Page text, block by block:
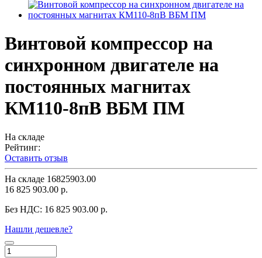
Винтовой компрессор на
синхронном двигателе на
постоянных магнитах
КМ110-8пВ ВБМ ПМ
На складе
Рейтинг:
Оставить отзыв
На складе 16825903.00
16 825 903.00 р.
Без НДС: 16 825 903.00 р.
Нашли дешевле?